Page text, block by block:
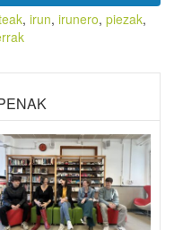
, irun, irunero, piezak,